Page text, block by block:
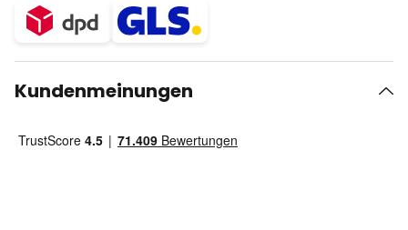
Kundenmeinungen